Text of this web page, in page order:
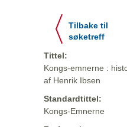
Tilbake til
søketreff
Tittel:
Kongs-emnerne :
af Henrik Ibsen
Standardtittel:
Kongs-Emnerne